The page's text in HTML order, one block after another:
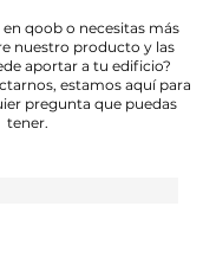
qoob o necesitas más
nuestro producto y las
aportar a tu edificio?
estamos aquí para
pregunta que puedas
tener.